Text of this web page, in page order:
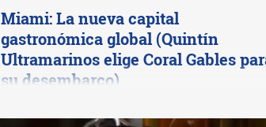
Miami: La nueva capital
gastronómica global (Quintín
Ultramarinos elige Coral Gables
su desembarco)